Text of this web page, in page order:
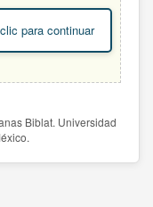
para continuar
Biblat. Universidad